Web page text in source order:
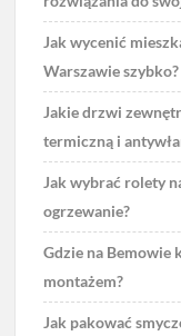
Jak wycenić
Warszawie szybko?
Jakie drzwi
termiczną i
Jak wybrać rolety
ogrzewanie?
Gdzie na Bemowie
montażem?
Jak pakować